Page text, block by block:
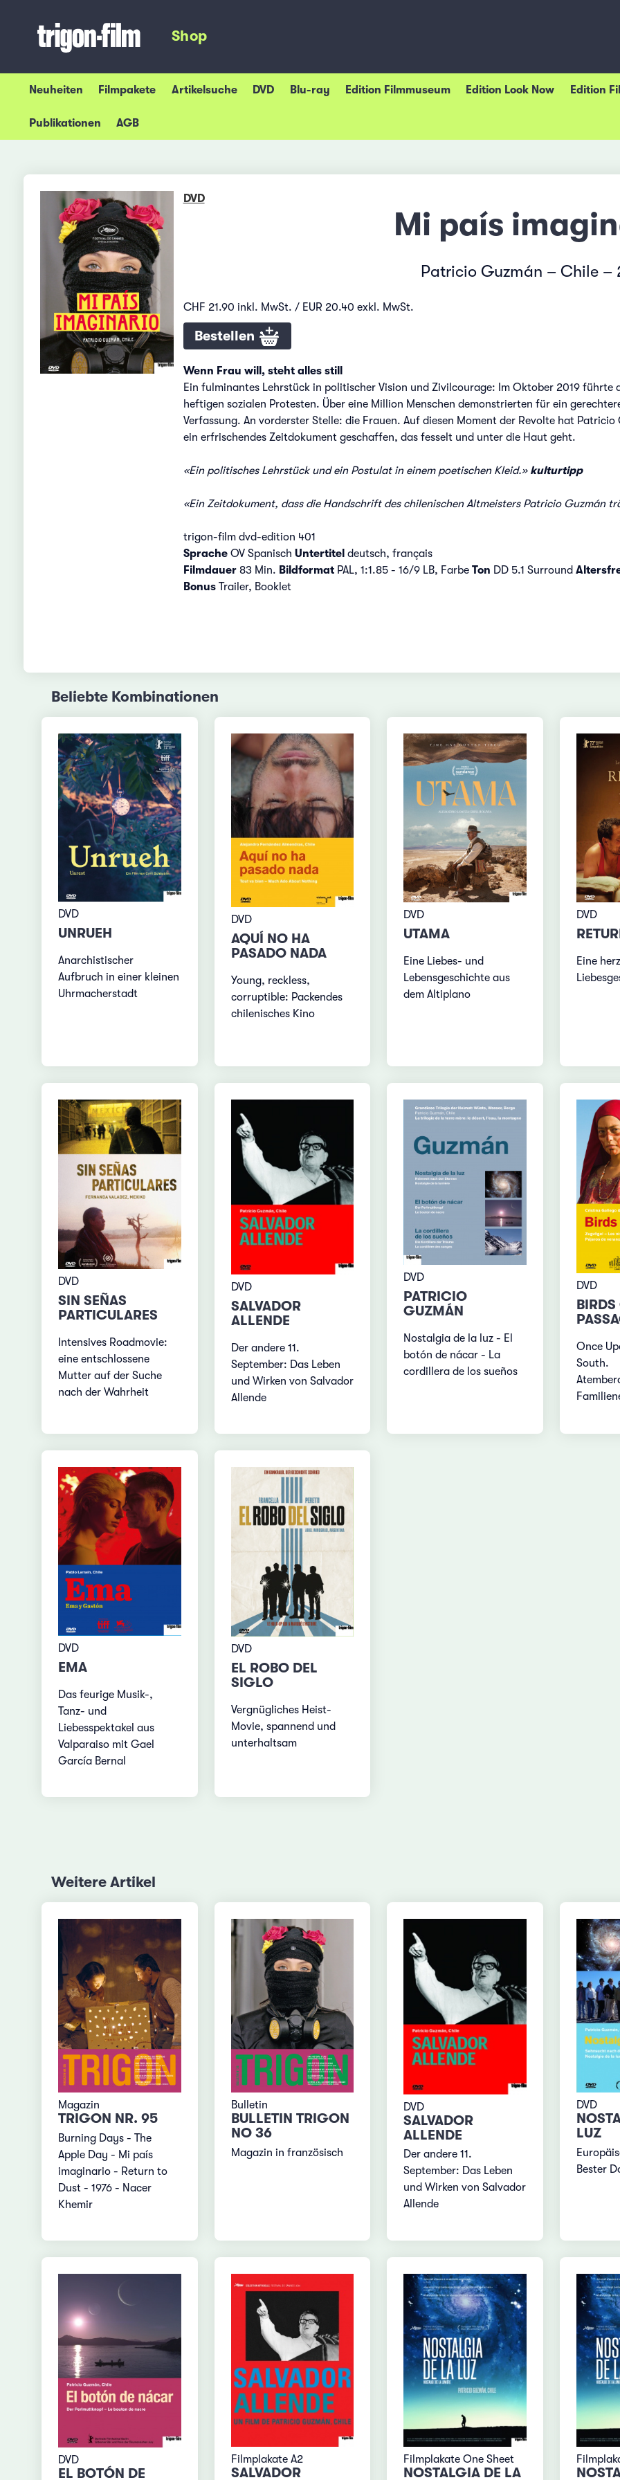
Shop
Neuheiten Filmpakete Artikelsuche DVD Blu-ray Edition Filmmuseum Edition Look Now Edition
Publikationen AGB
DVD
Mi país
Patricio Guzmán – Chile –
CHF 21.90 inkl. MwSt. / EUR 20.40 exkl. MwSt.
Bestellen
Wenn Frau will, steht alles still
Ein fulminantes Lehrstück in politischer Vision und Zivilcourage: Im Oktober 2019 führte
heftigen sozialen Protesten. Über eine Million Menschen demonstrierten für ein
Verfassung. An vorderster Stelle: die Frauen. Auf diesen Moment der Revolte hat
ein erfrischendes Zeitdokument geschaffen, das fesselt und unter die Haut geht.
«Ein politisches Lehrstück und ein Postulat in einem poetischen Kleid.» kulturtipp
«Ein Zeitdokument, dass die Handschrift des chilenischen Altmeisters Patricio Guzmán
trigon-film dvd-edition 401
SpracheOV Spanisch Untertitel deutsch, français
Filmdauer83 Min. BildformatPAL, 1:1.85 - 16/9 LB, Farbe Ton DD 5.1 Surround
BonusTrailer, Booklet
Beliebte Kombinationen
DVD
UNRUEH
Anarchistischer
Aufbruch in einer kleinen
Uhrmacherstadt
DVD
AQUÍ NO HA
PASADO NADA
Young, reckless,
corruptible: Packendes
chilenisches Kino
DVD
UTAMA
Eine Liebes- und
Lebensgeschichte aus
dem Altiplano
DVD
Eine
DVD
SIN SEÑAS
PARTICULARES
Intensives Roadmovie:
eine entschlossene
Mutter auf der Suche
nach der Wahrheit
DVD
SALVADOR
ALLENDE
Der andere 11.
September: Das Leben
und Wirken von Salvador
Allende
DVD
PATRICIO
GUZMÁN
Nostalgia de la luz - El
botón de nácar - La
cordillera de los sueños
DVD
BIRDS
Once
South.
DVD
EMA
Das feurige Musik-,
Tanz- und
Liebesspektakel aus
Valparaiso mit Gael
García Bernal
DVD
EL ROBO DEL
SIGLO
Vergnügliches Heist-
Movie, spannend und
unterhaltsam
Weitere Artikel
Magazin
TRIGON NR. 95
Burning Days - The
Apple Day - Mi país
imaginario - Return to
Dust - 1976 - Nacer
Khemir
Bulletin
BULLETIN TRIGON
NO 36
Magazin in französisch
DVD
SALVADOR
ALLENDE
Der andere 11.
September: Das Leben
und Wirken von Salvador
Allende
DVD
LUZ
Bester
DVD
EL BOTÓN DE
Filmplakate A2
SALVADOR
Filmplakate One Sheet
NOSTALGIA DE LA